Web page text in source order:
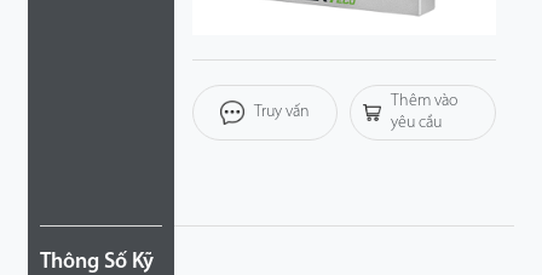
Thông Số Kỹ
Truy vấn
Thêm vào
yêu cầu